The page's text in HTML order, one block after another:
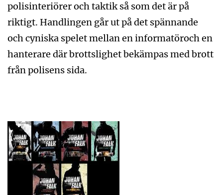
polisinteriörer och taktik så som det är på
riktigt. Handlingen går ut på det spännande
och cyniska spelet mellan en informatöroch en
hanterare där brottslighet bekämpas med brott
från polisens sida.